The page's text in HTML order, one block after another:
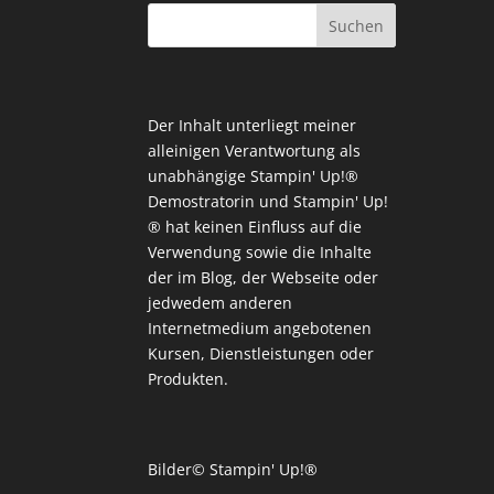
Der Inhalt unterliegt meiner
alleinigen Verantwortung als
unabhängige Stampin' Up!®
Demostratorin und Stampin' Up!
® hat keinen Einfluss auf die
Verwendung sowie die Inhalte
der im Blog, der Webseite oder
jedwedem anderen
Internetmedium angebotenen
Kursen, Dienstleistungen oder
Produkten.
Bilder© Stampin' Up!®